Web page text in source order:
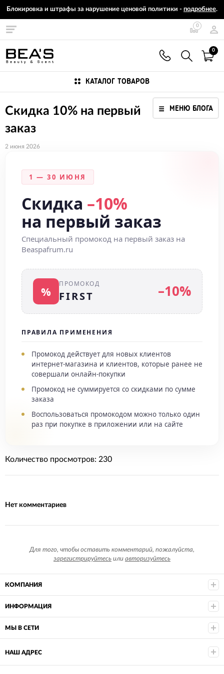
Блокировка и штрафы за нарушение ценовой политики - подробнее.
0
0
КАТАЛОГ ТОВАРОВ
МЕНЮ БЛОГА
Скидка 10% на первый
заказ
2 июня 2026
1 — 30 ИЮНЯ
Скидка –10%
на первый заказ
Специальный промокод на первый заказ на
Beaspafrum.ru
%
ПРОМОКОД
FIRST –10%
ПРАВИЛА ПРИМЕНЕНИЯ
Промокод действует для новых клиентов
интернет-магазина и клиентов, которые ранее не
совершали онлайн-покупки
Промокод не суммируется со скидками по сумме
заказа
Воспользоваться промокодом можно только один
раз при покупке в приложении или на сайте
Количество просмотров: 230
Нет комментариев
Для того, чтобы оставить комментарий, пожалуйста,
зарегистрируйтесь или авторизуйтесь
КОМПАНИЯ
ИНФОРМАЦИЯ
МЫ В СЕТИ
НАШ АДРЕС